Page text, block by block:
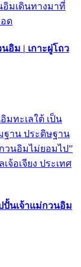
อิมเดินทางมาที่
ด
อิม | เกาะผู่โถว
ทะเลใต้ เป็น
ฐาน ประดิษฐาน
วนอิมไม่ยอมไป”
จ้อเจียง ประเทศ
ปั้นเจ้าแม่กวนอิม